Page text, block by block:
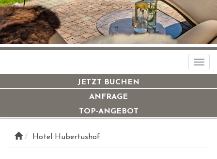
JETZT BUCHEN
ANFRAGE
TOP-ANGEBOT
Hotel Hubertushof